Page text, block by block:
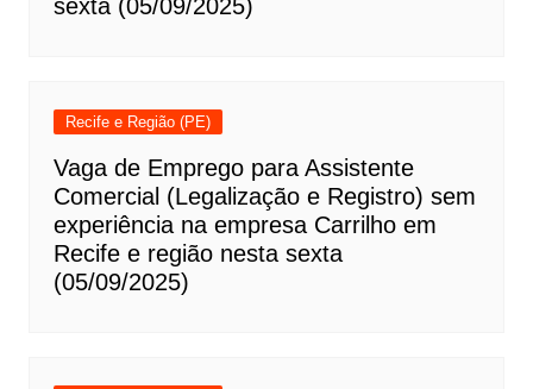
sexta (05/09/2025)
Recife e Região (PE)
Vaga de Emprego para Assistente
Comercial (Legalização e Registro) sem
experiência na empresa Carrilho em
Recife e região nesta sexta
(05/09/2025)